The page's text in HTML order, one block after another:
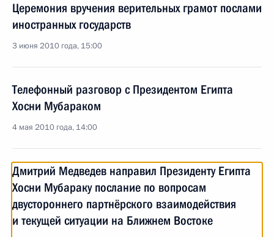
Церемония вручения верительных грамот послами
иностранных государств
3 июня 2010 года, 15:00
Телефонный разговор с Президентом Египта
Хосни Мубараком
4 мая 2010 года, 14:00
Дмитрий Медведев направил Президенту Египта
Хосни Мубараку послание по вопросам
двустороннего партнёрского взаимодействия
и текущей ситуации на Ближнем Востоке